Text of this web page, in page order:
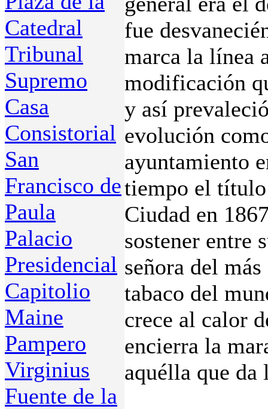
Catedral
Tribunal
Supremo
Casa
Consistorial
San
Francisco de
Paula
Palacio
Presidencial
Capitolio
Maine
Pampero
Virginius
Fuente de la
fue
marca la línea
modificación
y así
evolución
ayuntamiento
tiempo el
Ciudad en
sostener entre
señora del
tabaco del
crece al calor
encierra la
aquélla que da